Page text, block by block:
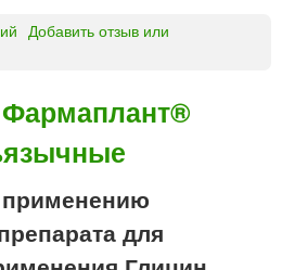
Добавить отзыв или
для